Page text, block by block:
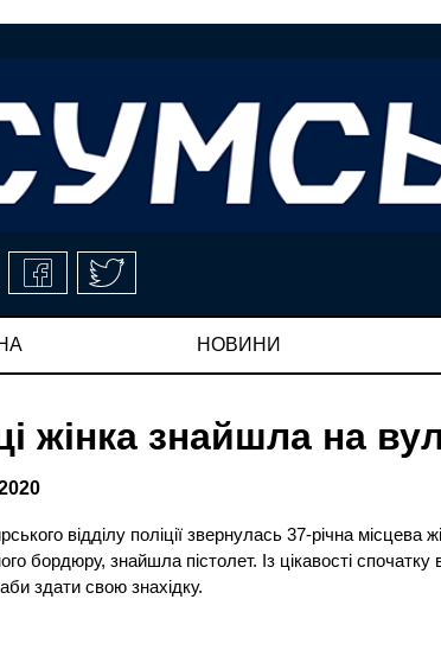
НОВИНИ
жінка знайшла на
відділу поліції звернулась 37-річна
бордюру, знайшла пістолет. Із цікавості
здати свою знахідку.